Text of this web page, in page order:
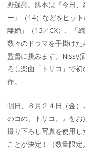
野遥亮。脚本は『今日
ー』（14）などをヒッ
離婚」（13／CX）、「
数々のドラマを手掛け
監督に挑みます。Nissy(
ろし楽曲「トリコ」で
作。
明日、８月２４日（金
のコの、トリコ。』をお
撮り下ろし写真を使用
ことが決定！（数量限